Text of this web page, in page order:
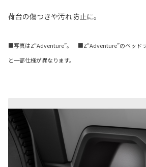
荷台の傷つきや汚れ防止に。
■写真はZ“Adventure”。 ■Z“Adventure”のベッド
と一部仕様が異なります。